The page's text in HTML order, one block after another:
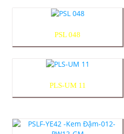
PSL 048
PLS-UM 11